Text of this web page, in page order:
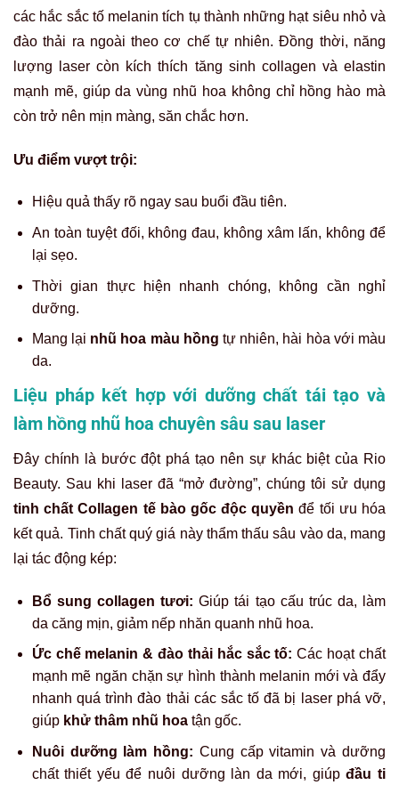
các hắc sắc tố melanin tích tụ thành những hạt siêu nhỏ và
đào thải ra ngoài theo cơ chế tự nhiên. Đồng thời, năng
lượng laser còn kích thích tăng sinh collagen và elastin
mạnh mẽ, giúp da vùng nhũ hoa không chỉ hồng hào mà
còn trở nên mịn màng, săn chắc hơn.
Ưu điểm vượt trội:
Hiệu quả thấy rõ ngay sau buổi đầu tiên.
An toàn tuyệt đối, không đau, không xâm lấn, không để
lại sẹo.
Thời gian thực hiện nhanh chóng, không cần nghỉ
dưỡng.
Mang lại nhũ hoa màu hồng tự nhiên, hài hòa với màu
da.
Liệu pháp kết hợp với dưỡng chất tái tạo và
làm hồng nhũ hoa chuyên sâu sau laser
Đây chính là bước đột phá tạo nên sự khác biệt của Rio
Beauty. Sau khi laser đã “mở đường”, chúng tôi sử dụng
tinh chất Collagen tế bào gốc độc quyền để tối ưu hóa
kết quả. Tinh chất quý giá này thẩm thấu sâu vào da, mang
lại tác động kép:
Bổ sung collagen tươi: Giúp tái tạo cấu trúc da, làm
da căng mịn, giảm nếp nhăn quanh nhũ hoa.
Ức chế melanin & đào thải hắc sắc tố: Các hoạt chất
mạnh mẽ ngăn chặn sự hình thành melanin mới và đẩy
nhanh quá trình đào thải các sắc tố đã bị laser phá vỡ,
giúp khử thâm nhũ hoatận gốc.
Nuôi dưỡng làm hồng: Cung cấp vitamin và dưỡng
chất thiết yếu để nuôi dưỡng làn da mới, giúpđầu ti